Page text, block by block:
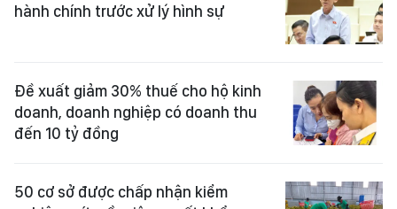
hành chính trước xử lý hình sự
Đề xuất giảm 30% thuế cho hộ kinh
doanh, doanh nghiệp có doanh thu
đến 10 tỷ đồng
50 cơ sở được chấp nhận kiểm